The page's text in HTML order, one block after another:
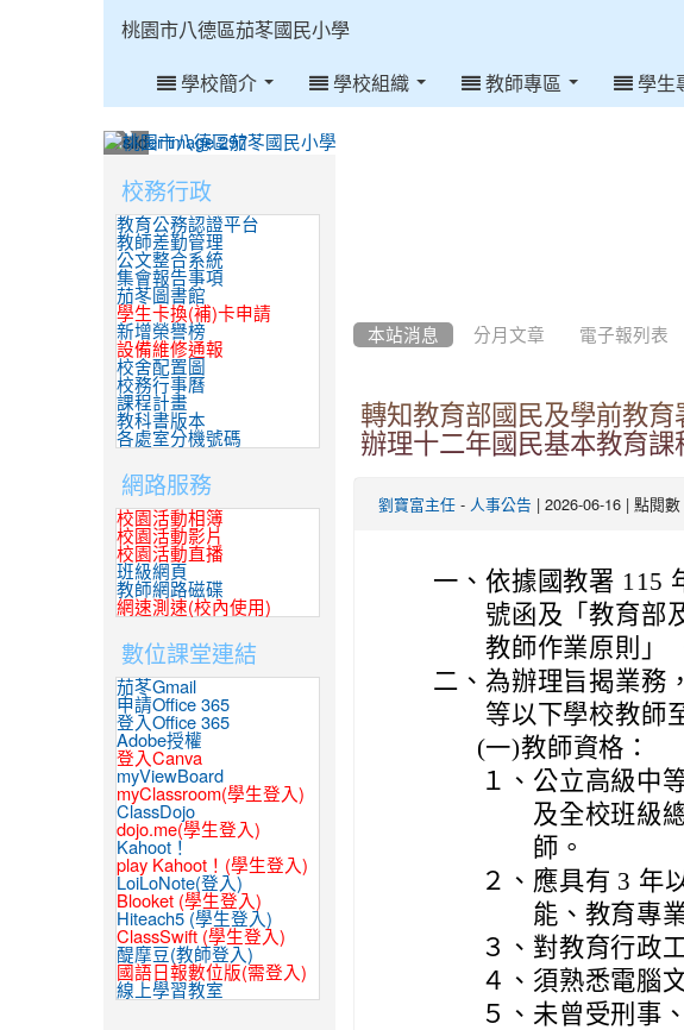
桃園市八德區茄苳國民小學
學校簡介 學校組織 教師專區 學生
本站消息 分月文章 電子報列表
轉知教育部國民及學前教
辦理十二年國民基本教育
劉寶富主任 - 人事公告 | 2026-06-16 | 點閱數
一、 依據國教署 115
號函及「教育部
教師作業原則」
二、 為辦理旨揭業務
等以下學校教師
(一)教師資格：
１、 公立高級中
及全校班級
師。
２、 應具有 3 年
能、教育專
３、 對教育行政
４、 須熟悉電腦
５、 未曾受刑事
:::
校務行政
教育公務認證平台
教師差勤管理
公文整合系統
集會報告事項
茄苳圖書館
學生卡換(補)卡申請
新增榮譽榜
設備維修通報
校舍配置圖
校務行事曆
課程計畫
教科書版本
各處室分機號碼
網路服務
校園活動相簿
校園活動影片
校園活動直播
班級網頁
教師網路磁碟
網速測速(校內使用)
數位課堂連結
茄苳Gmail
申請Office 365
登入Office 365
Adobe授權
登入Canva
myViewBoard
myClassroom(學生登入)
ClassDojo
dojo.me(學生登入)
Kahoot！
play Kahoot！(學生登入)
LoiLoNote(登入)
Blooket (學生登入)
Hiteach5 (學生登入)
ClassSwift (學生登入)
醍摩豆(教師登入)
國語日報數位版(需登入)
線上學習教室